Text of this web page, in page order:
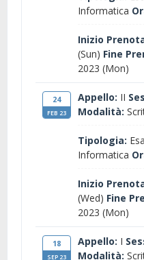
Informatica
Inizio
(Sun) Fine
2023 (Mon)
24
FEB 23
Appello: II
Modalità:
Tipologia:
Informatica
Inizio
(Wed) Fine
2023 (Mon)
18
SEP 23
Appello: I
Modalità: